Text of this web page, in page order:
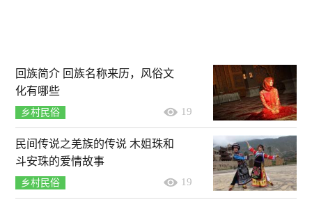
回族简介 回族名称来历，风俗文
化有哪些
乡村民俗 19
民间传说之羌族的传说 木姐珠和
斗安珠的爱情故事
乡村民俗 19